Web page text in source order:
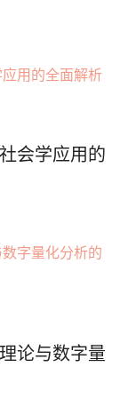
会学应用的
论与数字量